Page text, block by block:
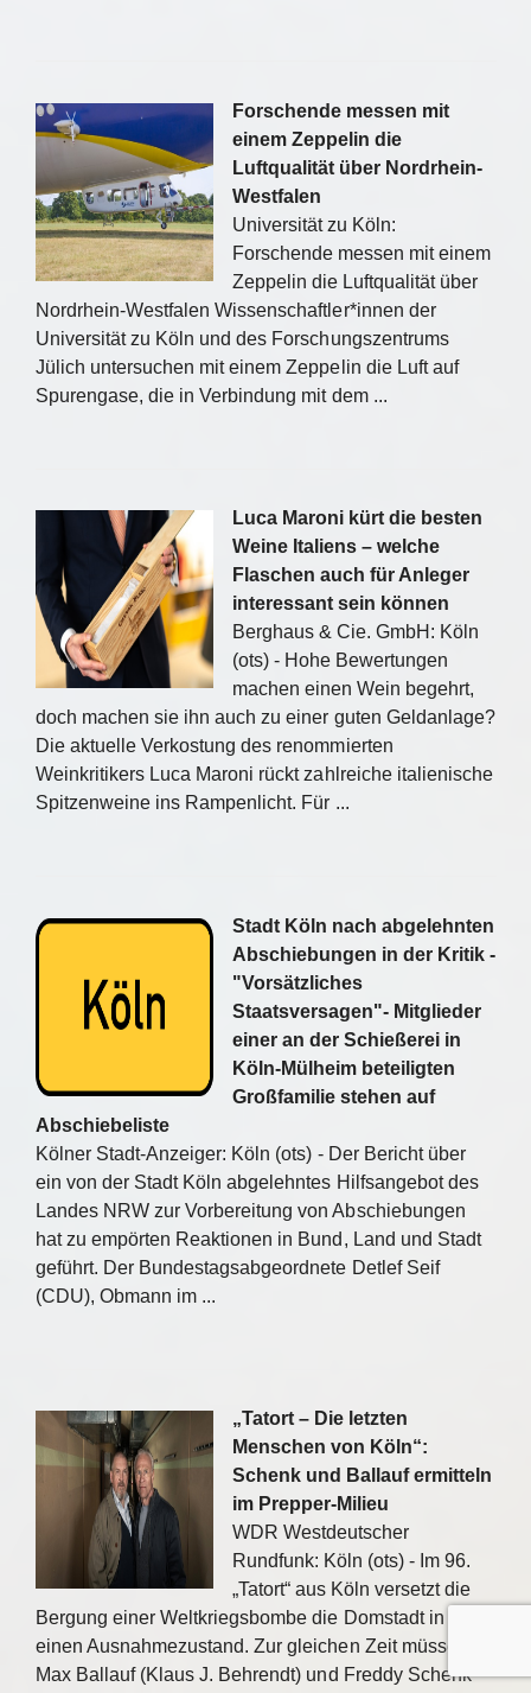
Forschende messen mit
einem Zeppelin die
Luftqualität über Nordrhein-
Westfalen
Universität zu Köln:
Forschende messen mit einem
Zeppelin die Luftqualität über
Nordrhein-Westfalen Wissenschaftler*innen der
Universität zu Köln und des Forschungszentrums
Jülich untersuchen mit einem Zeppelin die Luft auf
Spurengase, die in Verbindung mit dem ...
Luca Maroni kürt die besten
Weine Italiens – welche
Flaschen auch für Anleger
interessant sein können
Berghaus & Cie. GmbH: Köln
(ots) - Hohe Bewertungen
machen einen Wein begehrt,
doch machen sie ihn auch zu einer guten Geldanlage?
Die aktuelle Verkostung des renommierten
Weinkritikers Luca Maroni rückt zahlreiche italienische
Spitzenweine ins Rampenlicht. Für ...
Stadt Köln nach abgelehnten
Abschiebungen in der Kritik -
"Vorsätzliches
Staatsversagen"- Mitglieder
einer an der Schießerei in
Köln-Mülheim beteiligten
Großfamilie stehen auf
Abschiebeliste
Kölner Stadt-Anzeiger: Köln (ots) - Der Bericht über
ein von der Stadt Köln abgelehntes Hilfsangebot des
Landes NRW zur Vorbereitung von Abschiebungen
hat zu empörten Reaktionen in Bund, Land und Stadt
geführt. Der Bundestagsabgeordnete Detlef Seif
(CDU), Obmann im ...
„Tatort – Die letzten
Menschen von Köln“:
Schenk und Ballauf ermitteln
im Prepper-Milieu
WDR Westdeutscher
Rundfunk: Köln (ots) - Im 96.
„Tatort“ aus Köln versetzt die
Bergung einer Weltkriegsbombe die Domstadt in
einen Ausnahmezustand. Zur gleichen Zeit müssen
Max Ballauf (Klaus J. Behrendt) und Freddy Schenk